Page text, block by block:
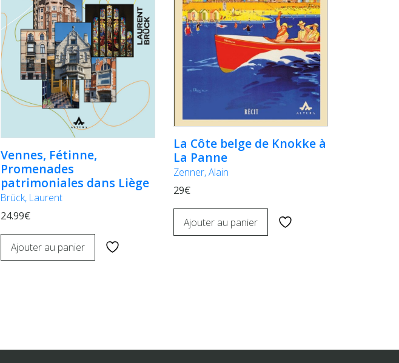
Vennes, Fétinne,
Promenades
patrimoniales dans Liège
Brück, Laurent
24.99€
Ajouter au panier
La Côte belge de Knokke à
La Panne
Zenner, Alain
29€
Ajouter au panier